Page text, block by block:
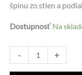
špinu zo stien a
Dostupnosť Na
-
množstvo
Kefa
+